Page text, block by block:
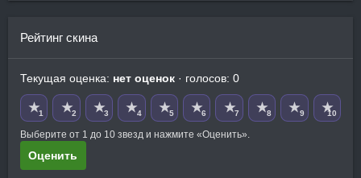
Рейтинг скина
Текущая оценка: нет оценок · голосов: 0
★1 ★2 ★3 ★4 ★5 ★6 ★7 ★8 ★9 ★10
Выберите от 1 до 10 звезд и нажмите «Оценить».
Оценить